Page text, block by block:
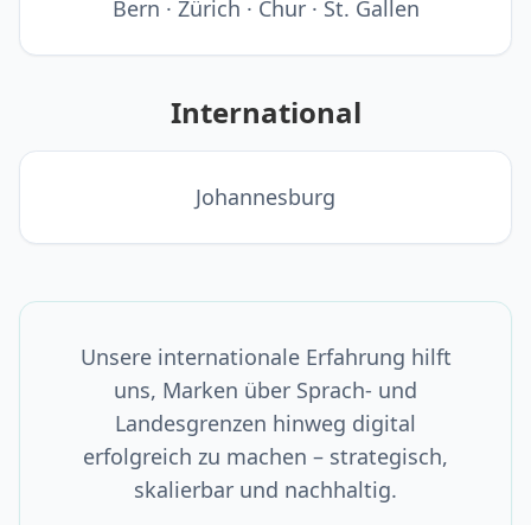
Bern · Zürich · Chur · St. Gallen
International
Johannesburg
Unsere internationale Erfahrung hilft
uns, Marken über Sprach- und
Landesgrenzen hinweg digital
erfolgreich zu machen – strategisch,
skalierbar und nachhaltig.